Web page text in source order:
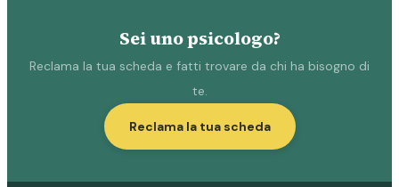
Sei uno psicologo?
Reclama la tua scheda e fatti trovare da chi ha bisogno di
te.
Reclama la tua scheda